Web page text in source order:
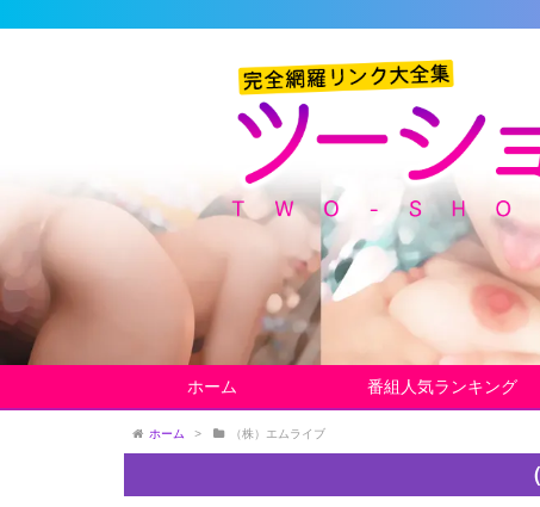
ホーム 番組人気ランキング
ホーム > （株）エムライブ